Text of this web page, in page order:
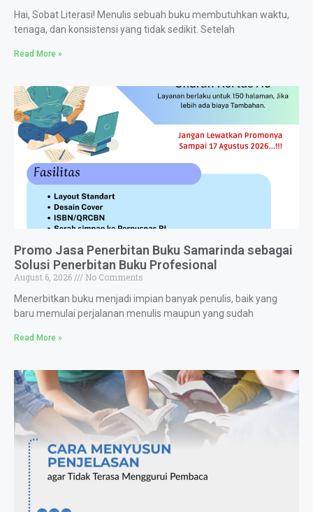
Hai, Sobat Literasi! Menulis sebuah buku membutuhkan waktu,
tenaga, dan konsistensi yang tidak sedikit. Setelah
Read More »
Promo Jasa Penerbitan Buku Samarinda sebagai
Solusi Penerbitan Buku Profesional
August 6, 2026
No Comments
Menerbitkan buku menjadi impian banyak penulis, baik yang
baru memulai perjalanan menulis maupun yang sudah
Read More »